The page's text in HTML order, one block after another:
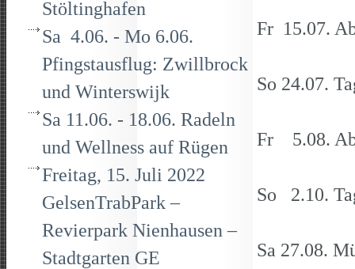
Stöltinghafen
Sa 4.06. - Mo 6.06.
Pfingstausflug: Zwillbrock
und Winterswijk
Sa 11.06. - 18.06. Radeln
und Wellness auf Rügen
Freitag, 15. Juli 2022
GelsenTrabPark –
Revierpark Nienhausen –
Stadtgarten GE
Fr 15.07.
So 24.07.
Fr 5.08.
So 2.10.
Sa 27.08.